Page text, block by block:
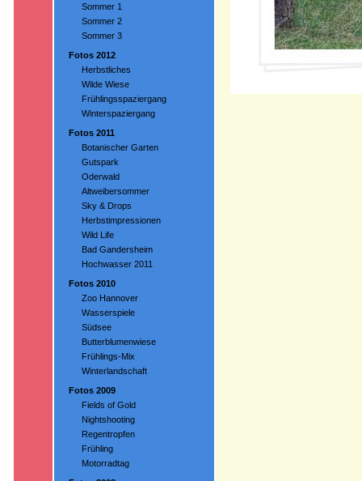
Sommer 1
Sommer 2
Sommer 3
Fotos 2012
Herbstliches
Wilde Wiese
Frühlingsspaziergang
Winterspaziergang
Fotos 2011
Botanischer Garten
Gutspark
Oderwald
Altweibersommer
Sky & Drops
Herbstimpressionen
Wild Life
Bad Gandersheim
Hochwasser 2011
Fotos 2010
Zoo Hannover
Wasserspiele
Südsee
Butterblumenwiese
Frühlings-Mix
Winterlandschaft
Fotos 2009
Fields of Gold
Nightshooting
Regentropfen
Frühling
Motorradtag